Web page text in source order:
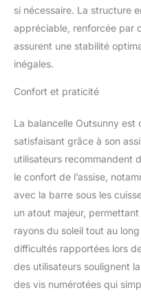
si nécessaire. La structure
appréciable, renforcée par
assurent une stabilité
inégales.
Confort et praticité
La balancelle Outsunny
satisfaisant grâce à son
utilisateurs recommandent
le confort de l’assise,
avec la barre sous les
un atout majeur,
rayons du soleil tout au
difficultés rapportées lors
des utilisateurs soulignent
des vis numérotées qui